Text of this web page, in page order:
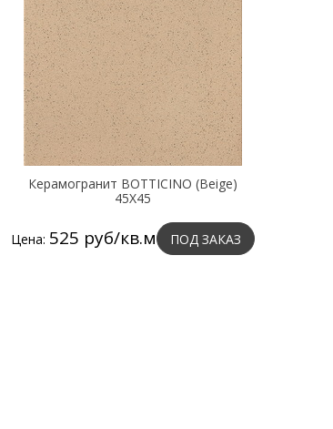
Керамогранит BOTTICINO (Beige)
45X45
Цена: 525 руб/кв.м ПОД ЗАКАЗ